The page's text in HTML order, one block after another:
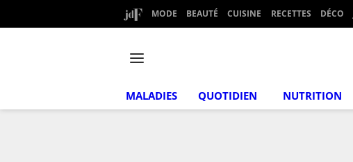
MODE BEAUTÉ CUISINE RECETTES DÉCO
MALADIES QUOTIDIEN NUTRITION